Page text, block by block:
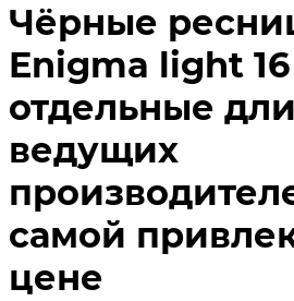
Чёрные
Enigma light
отдельные
ведущих
самой
цене